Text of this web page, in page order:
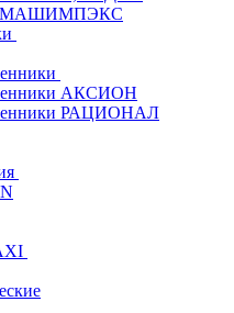
МАШИМПЭКС
АКСИОН
РАЦИОНАЛ